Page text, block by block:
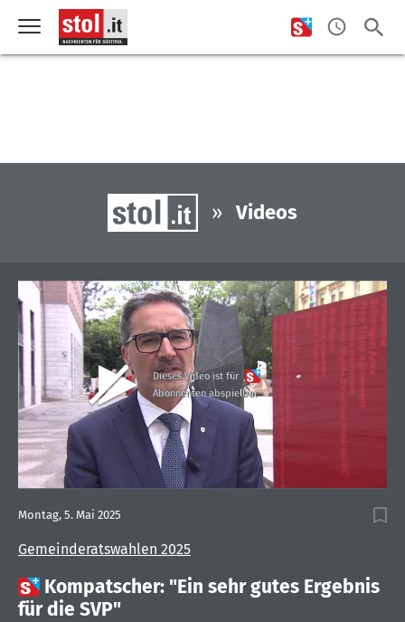
» Videos
Dieses Video ist für
Abonnenten abspielbar
Gemeinderatswahlen 2025
Montag, 5. Mai 2025
 Kompatscher: "Ein sehr gutes Ergebnis
für die SVP"